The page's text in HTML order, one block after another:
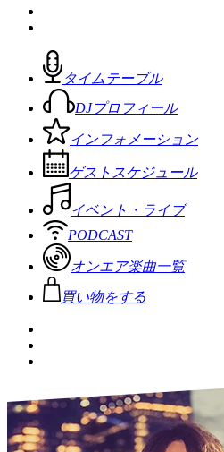
タイムテーブル
DJプロフィール
インフォメーション
ゲストスケジュール
イベント・ライブ
PODCAST
オンエア楽曲一覧
買い物をする